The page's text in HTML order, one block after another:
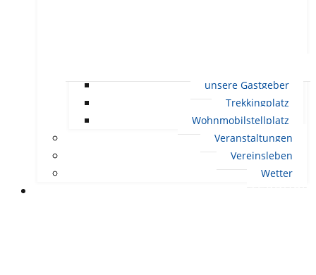
unsere Gastgeber
Trekkingplatz
Wohnmobilstellplatz
Veranstaltungen
Vereinsleben
Wetter
LEBEN IN ERNDTEBRÜCK